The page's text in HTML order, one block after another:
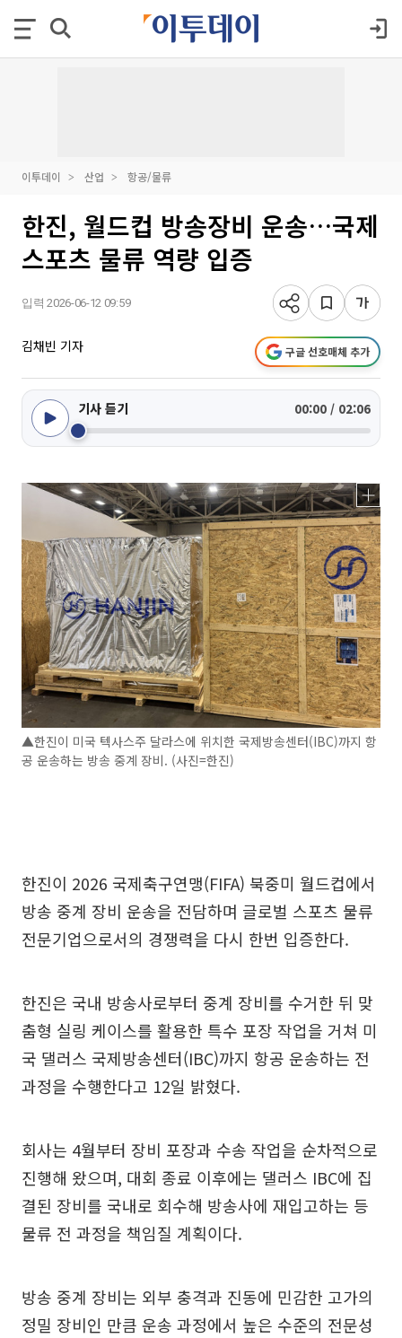
이투데이 산업 항공/물류
한진, 월드컵 방송장비 운송…국제
스포츠 물류 역량 입증
입력 2026-06-12 09:59
김채빈 기자 구글 선호매체 추가
기사 듣기 00:00 / 02:06
▲한진이 미국 텍사스주 달라스에 위치한 국제방송센터(IBC)까지 항
공 운송하는 방송 중계 장비. (사진=한진)
한진이 2026 국제축구연맹(FIFA) 북중미 월드컵에서
방송 중계 장비 운송을 전담하며 글로벌 스포츠 물류
전문기업으로서의 경쟁력을 다시 한번 입증한다.
한진은 국내 방송사로부터 중계 장비를 수거한 뒤 맞
춤형 실링 케이스를 활용한 특수 포장 작업을 거쳐 미
국 댈러스 국제방송센터(IBC)까지 항공 운송하는 전
과정을 수행한다고 12일 밝혔다.
회사는 4월부터 장비 포장과 수송 작업을 순차적으로
진행해 왔으며, 대회 종료 이후에는 댈러스 IBC에 집
결된 장비를 국내로 회수해 방송사에 재입고하는 등
물류 전 과정을 책임질 계획이다.
방송 중계 장비는 외부 충격과 진동에 민감한 고가의
정밀 장비인 만큼 운송 과정에서 높은 수준의 전문성